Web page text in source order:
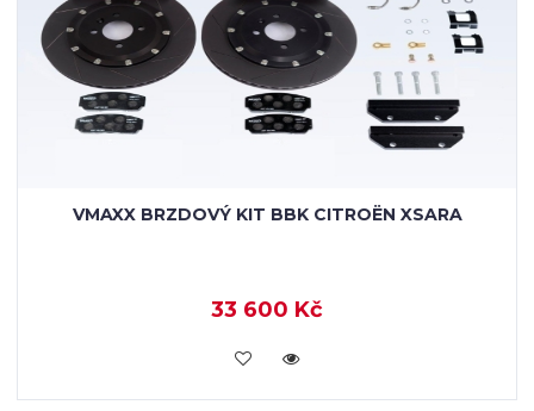
VMAXX BRZDOVÝ KIT BBK CITROËN XSARA
33 600 Kč
KOUPIT